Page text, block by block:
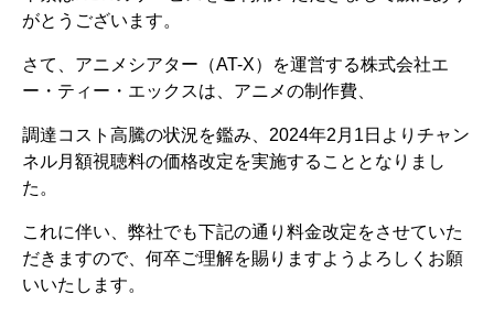
がとうございます。
さて、アニメシアター（AT-X）を運営する株式会社エ
ー・ティー・エックスは、アニメの制作費、
調達コスト高騰の状況を鑑み、2024年2月1日よりチャン
ネル月額視聴料の価格改定を実施することとなりまし
た。
これに伴い、弊社でも下記の通り料金改定をさせていた
だきますので、何卒ご理解を賜りますようよろしくお願
いいたします。